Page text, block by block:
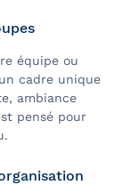
équipe ou
cadre unique
ambiance
pensé pour